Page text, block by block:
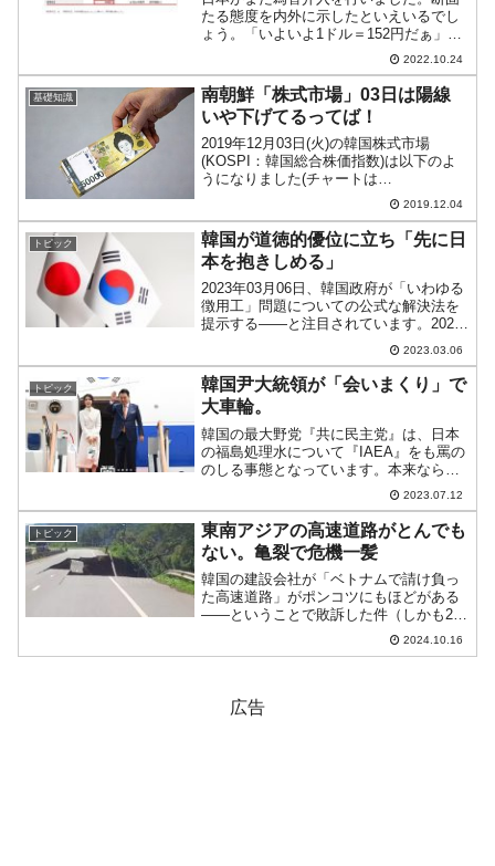
たる態度を内外に示したといえいるでし
ょう。「いよいよ1ドル＝152円だぁ」だ
ったものを、以下のように、一気に「146
円」台まで円高方向に急落下させました
（チャートは『Investing.com』より引
用：...
2022.10.24
基礎知識
南朝鮮「株式市場」03日は陽線
いや下げてるってば！
2019年12月03日(火)の韓国株式市場
(KOSPI：韓国総合株価指数)は以下のよ
うになりました(チャートは
『Investing.com』より引用／ローソク足
1本が1日の値動きを表す日足)。昨日まで
機能していた「株安」のレジスタンスラ
イン...
2019.12.04
トピック
韓国が道徳的優位に立ち「先に日
本を抱きしめる」
2023年03月06日、韓国政府が「いわゆる
徴用工」問題についての公式な解決法を
提示する――と注目されています。2023
年03月05日現在、韓国メディアではすで
に「06日に提示されるのは確定」という
方向で報じています。韓国メディア『毎
日経済...
2023.03.06
トピック
韓国尹大統領が「会いまくり」で
大車輪。
韓国の最大野党『共に民主党』は、日本
の福島処理水について『IAEA』をも罵の
のしる事態となっています。本来なら第
20代大統領室がもっと『共に民主党』を
牽制すべきなのですが、そこまで大きな
動きをしていません。これはボスである
尹錫悦（ユン・ソギ...
2023.07.12
トピック
東南アジアの高速道路がとんでも
ない。亀裂で危機一髪
韓国の建設会社が「ベトナムで請け負っ
た高速道路」がポンコツにもほどがある
――ということで敗訴した件（しかも2回
目）は先にご紹介しました。とうもベト
ナムなど多湿な気候では、道路にシンク
2024.10.16
広告